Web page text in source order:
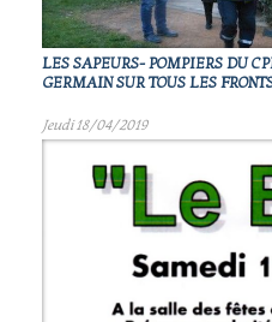
LES SAPEURS- POMPIERS DU
GERMAIN SUR TOUS LES
Jeudi 18/04/2019